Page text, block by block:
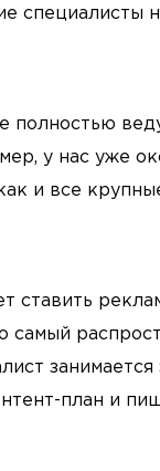
специалисты
полностью
у нас уже
и все
ставить
самый
план и